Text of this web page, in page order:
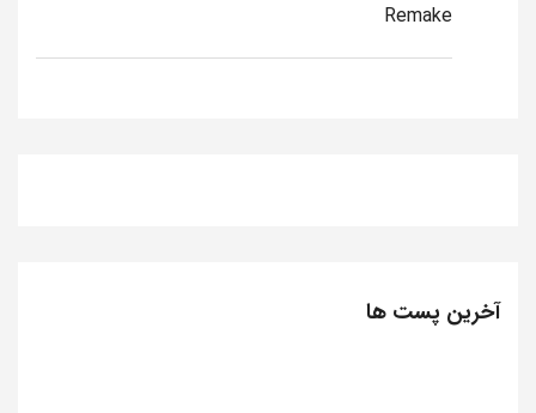
Remake
آخرین پست ها